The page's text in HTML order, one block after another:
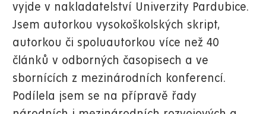
vyjde v nakladatelství Univerzity Pardubice.
Jsem autorkou vysokoškolských skript,
autorkou či spoluautorkou více než 40
článků v odborných časopisech a ve
sbornících z mezinárodních konferencí.
Podílela jsem se na přípravě řady